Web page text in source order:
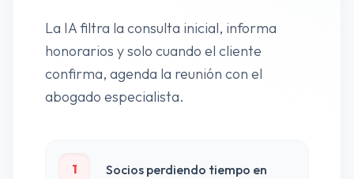
La IA filtra la consulta inicial, informa
honorarios y solo cuando el cliente
confirma, agenda la reunión con el
abogado especialista.
1
Socios perdiendo tiempo en